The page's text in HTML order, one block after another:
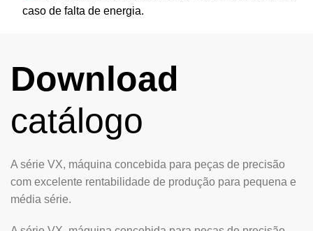
caso de falta de energia.
Download
catálogo
A série VX, máquina concebida para peças de precisão
com excelente rentabilidade de produção para pequena e
média série.